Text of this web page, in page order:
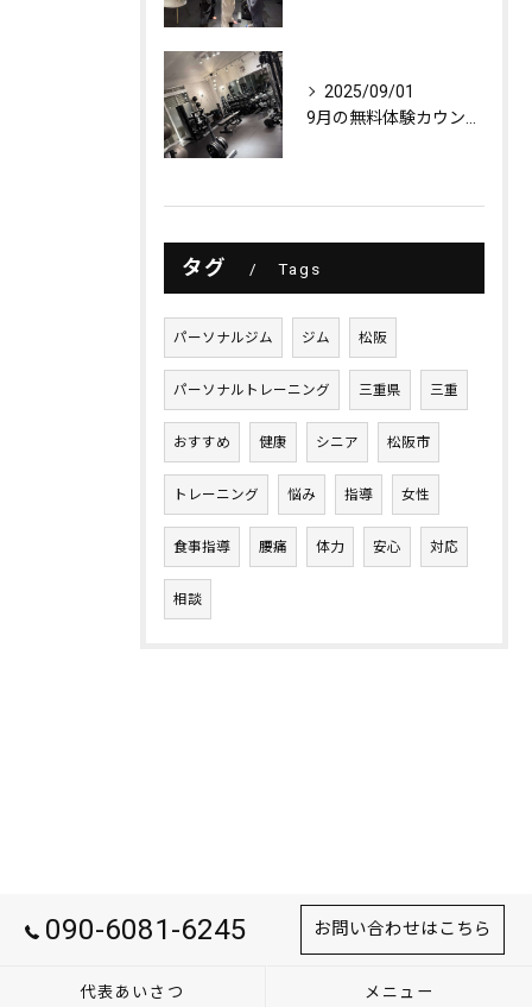
2025/09/01
9月の無料体験カウンセリング
タグ Tags
パーソナルジム ジム 松阪
パーソナルトレーニング 三重県 三重
おすすめ 健康 シニア 松阪市
トレーニング 悩み 指導 女性
食事指導 腰痛 体力 安心 対応
相談
090-6081-6245 お問い合わせはこちら
代表あいさつ メニュー